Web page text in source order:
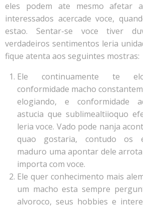
eles podem ate mesmo afetar
interessados acercade voce,
estao. Sentar-se voce tiver
verdadeiros sentimentos leria
fique atenta aos seguintes mostras:
Ele continuamente te
conformidade macho
elogiando, e conformidade
astucia que sublimealtiioquo
leria voce. Vado pode nanja
quao gostaria, contudo os
maduro uma apontar dele
importa com voce.
Ele quer conhecimento mais
um macho esta sempre
alvoroco, seus hobbies e